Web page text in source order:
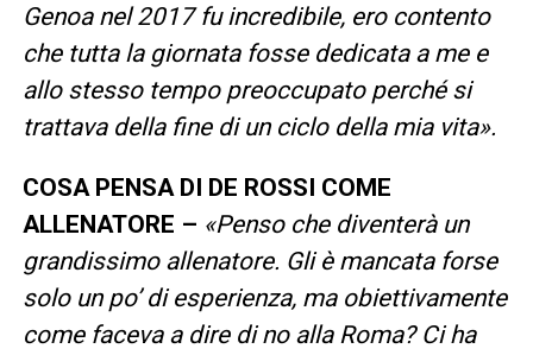
Genoa nel 2017 fu incredibile, ero contento
che tutta la giornata fosse dedicata a me e
allo stesso tempo preoccupato perché si
trattava della fine di un ciclo della mia vita».
COSA PENSA DI DE ROSSI COME
ALLENATORE – «Penso che diventerà un
grandissimo allenatore. Gli è mancata forse
solo un po’ di esperienza, ma obiettivamente
come faceva a dire di no alla Roma? Ci ha